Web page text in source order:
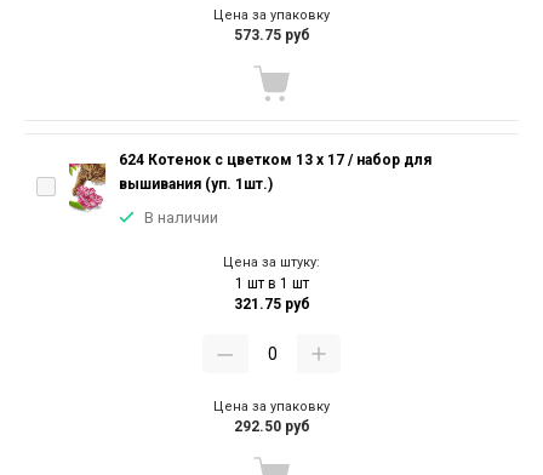
Цена за упаковку
573.75 руб
624 Котенок с цветком 13 х 17 / набор для
вышивания (уп. 1шт.)
В наличии
Цена за штуку:
1 шт в 1 шт
321.75 руб
Цена за упаковку
292.50 руб